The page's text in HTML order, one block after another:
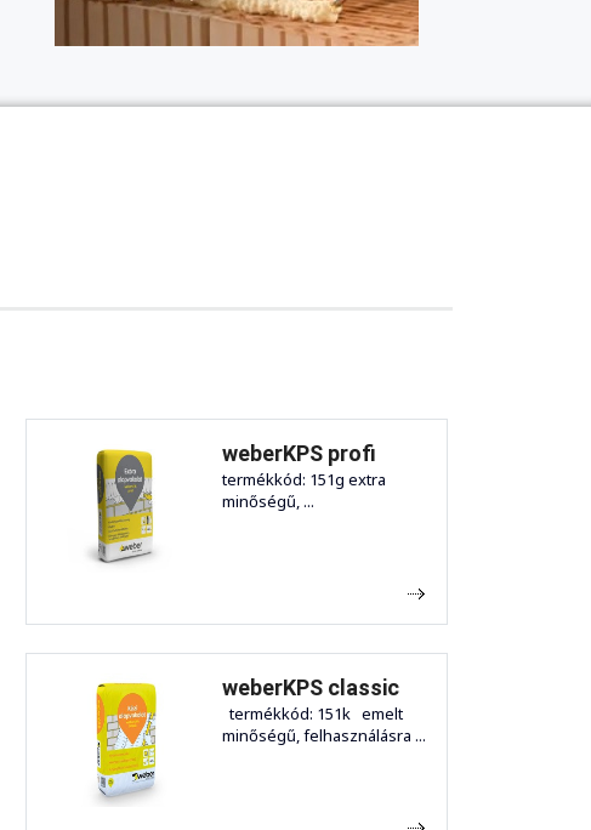
weberKPS profi
termékkód: 151g extra
minőségű, ...
weberKPS classic
termékkód: 151k emelt
minőségű, felhasználásra ...